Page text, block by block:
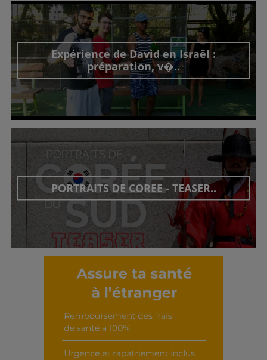
Expérience de David en Israël :
préparation, v�..
Découvrir cet interview
PORTRAITS DE COREE - TEASER..
Découvrir cet interview